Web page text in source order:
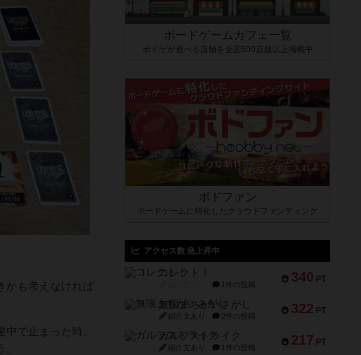
かも考えなければ
で止まった時、
ボードゲームカフェ一覧
ボドゲが遊べる店舗を全国500店舗以上掲載中
ボドファン
ボードゲームに特化したクラウドファンディング
アクセス数 急上昇中
340 PT
コレクト！
1件の投稿
322 PT
無限まちがいさがし
紹介文あり 2件の投稿
217 PT
ガルフストライク
紹介文あり 1件の投稿